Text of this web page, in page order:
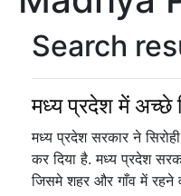
Search
मध्य प्रदेश में अच्छे
मध्य प्रदेश सरकार ने
कर दिया है. मध्य प्रदेश
जिसमे शहर और गाँव में रहने